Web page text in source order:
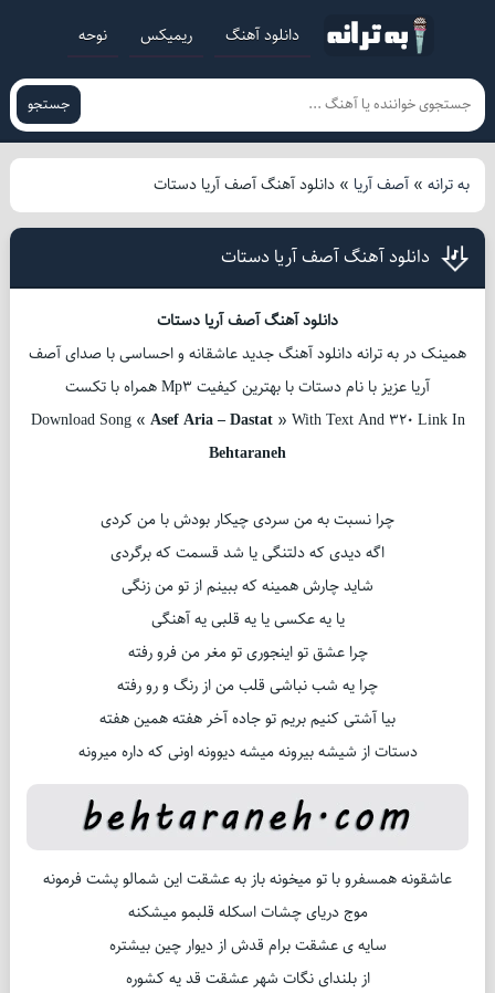
دانلود آهنگ ریمیکس نوحه
جستجو
به ترانه»آصف آریا » دانلود آهنگ آصف آریا دستات
دانلود آهنگ آصف آریا دستات
دانلود آهنگ آصف آریا دستات
همینک در به ترانه دانلود آهنگ جدید عاشقانه و احساسی با صدای آصف
آریا عزیز با نام دستات با بهترین کیفیت Mp3 همراه با تکست
Download Song « Asef Aria – Dastat» With Text And 320 Link In
Behtaraneh
چرا نسبت به من سردی چیکار بودش با من کردی
اگه دیدی که دلتنگی یا شد قسمت که برگردی
شاید چارش همینه که ببینم از تو من زنگی
یا یه عکسی یا یه قلبی یه آهنگی
چرا عشق تو اینجوری تو مغر من فرو رفته
چرا یه شب نباشی قلب من از رنگ و رو رفته
بیا آشتی کنیم بریم تو جاده آخر هفته همین هفته
دستات از شیشه بیرونه میشه دیوونه اونی که داره میرونه
عاشقونه همسفرو با تو میخونه باز به عشقت این شمالو پشت فرمونه
موج دریای چشات اسکله قلبمو میشکنه
سایه ی عشقت برام قدش از دیوار چین بیشتره
از بلندای نگات شهر عشقت قد یه کشوره